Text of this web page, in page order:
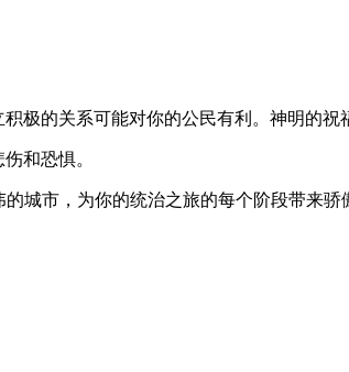
极的关系可能对你的公民有利。神明的祝
和恐惧。
城市，为你的统治之旅的每个阶段带来骄